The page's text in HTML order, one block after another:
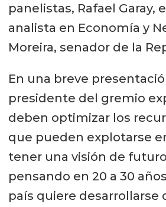
panelistas, Rafael Garay,
analista en Economía y
Moreira, senador de la
En una breve
presidente del gremio
deben optimizar los
que pueden explotarse
tener una visión de
pensando en 20 a 30
país quiere desarrollarse